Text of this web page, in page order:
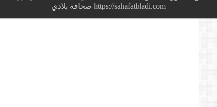
https://sahafatbladi.com صحافة بلادي